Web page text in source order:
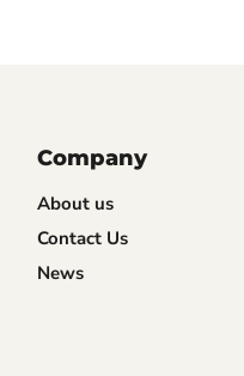
Company
About us
Contact Us
News